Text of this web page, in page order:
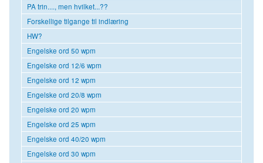
PA trin...., men hvilket...??
Forskellige tilgange til indlæring
HW?
Engelske ord 50 wpm
Engelske ord 12/6 wpm
Engelske ord 12 wpm
Engelske ord 20/8 wpm
Engelske ord 20 wpm
Engelske ord 25 wpm
Engelske ord 40/20 wpm
Engelske ord 30 wpm